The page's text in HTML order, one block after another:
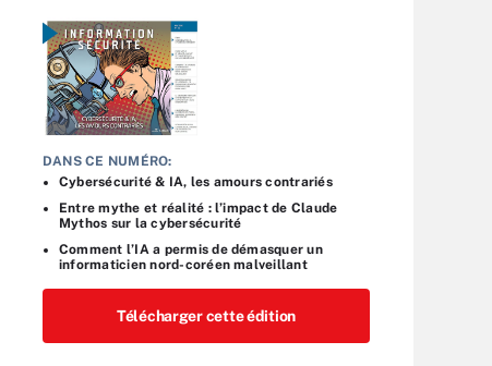
DANS CE NUMÉRO:
Cybersécurité & IA, les amours contrariés
Entre mythe et réalité : l’impact de Claude
Mythos sur la cybersécurité
Comment l’IA a permis de démasquer un
informaticien nord-coréen malveillant
Télécharger cette édition